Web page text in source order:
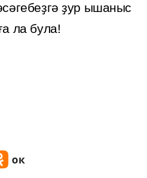
ҙур ышаныс
ла була!